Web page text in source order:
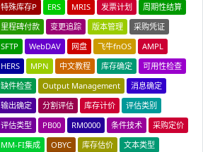
特殊库存P
ERS MRIS 发票计划
周期性结算
里程碑付款
变更追踪 版本管理
采购凭证
SFTP
WebDAV 网盘 飞牛fnOS
AMPL
HERS
MPN 中文教程 库存确定
可用性检查
缺件检查
Output Management
消息确定
输出确定
分割评估 库存计价
评估类别
评估类型
PB00 RM0000 条件技术
采购定价
MM-FI集成
OBYC 库存估价
文本类型